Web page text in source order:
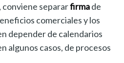
conviene separarfirmade
comerciales y los
depender de calendarios
algunos casos, de procesos